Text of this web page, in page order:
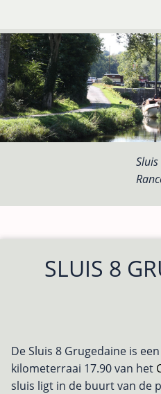
naar
de
inhoud
gaan
SLUIS 8
De Sluis 8 Grugedaine is
kilometerraai 17.90 van het
sluis ligt in de buurt van de